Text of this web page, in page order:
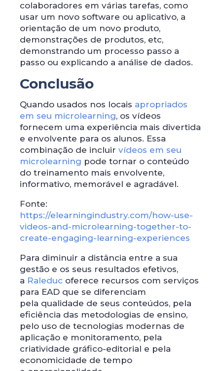
colaboradores em várias tarefas, como
usar um novo software ou aplicativo, a
orientação de um novo produto,
demonstrações de produtos, etc,
demonstrando um processo passo a
passo ou explicando a análise de dados.
Conclusão
Quando usados ​​nos locais apropriados
em seu microlearning, os vídeos
fornecem uma experiência mais divertida
e envolvente para os alunos. Essa
combinação de incluir vídeos em seu
microlearning pode tornar o conteúdo
do treinamento mais envolvente,
informativo, memorável e agradável.
Fonte:
https://elearningindustry.com/how-use-
videos-and-microlearning-together-to-
create-engaging-learning-experiences
Para diminuir a distância entre a sua
gestão e os seus resultados efetivos,
a Raleduc oferece recursos com serviços
para EAD que se diferenciam
pela qualidade de seus conteúdos, pela
eficiência das metodologias de ensino,
pelo uso de tecnologias modernas de
aplicação e monitoramento, pela
criatividade gráfico-editorial e pela
economicidade de tempo